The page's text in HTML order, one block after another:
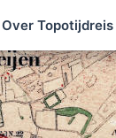
Over Topotijdreis